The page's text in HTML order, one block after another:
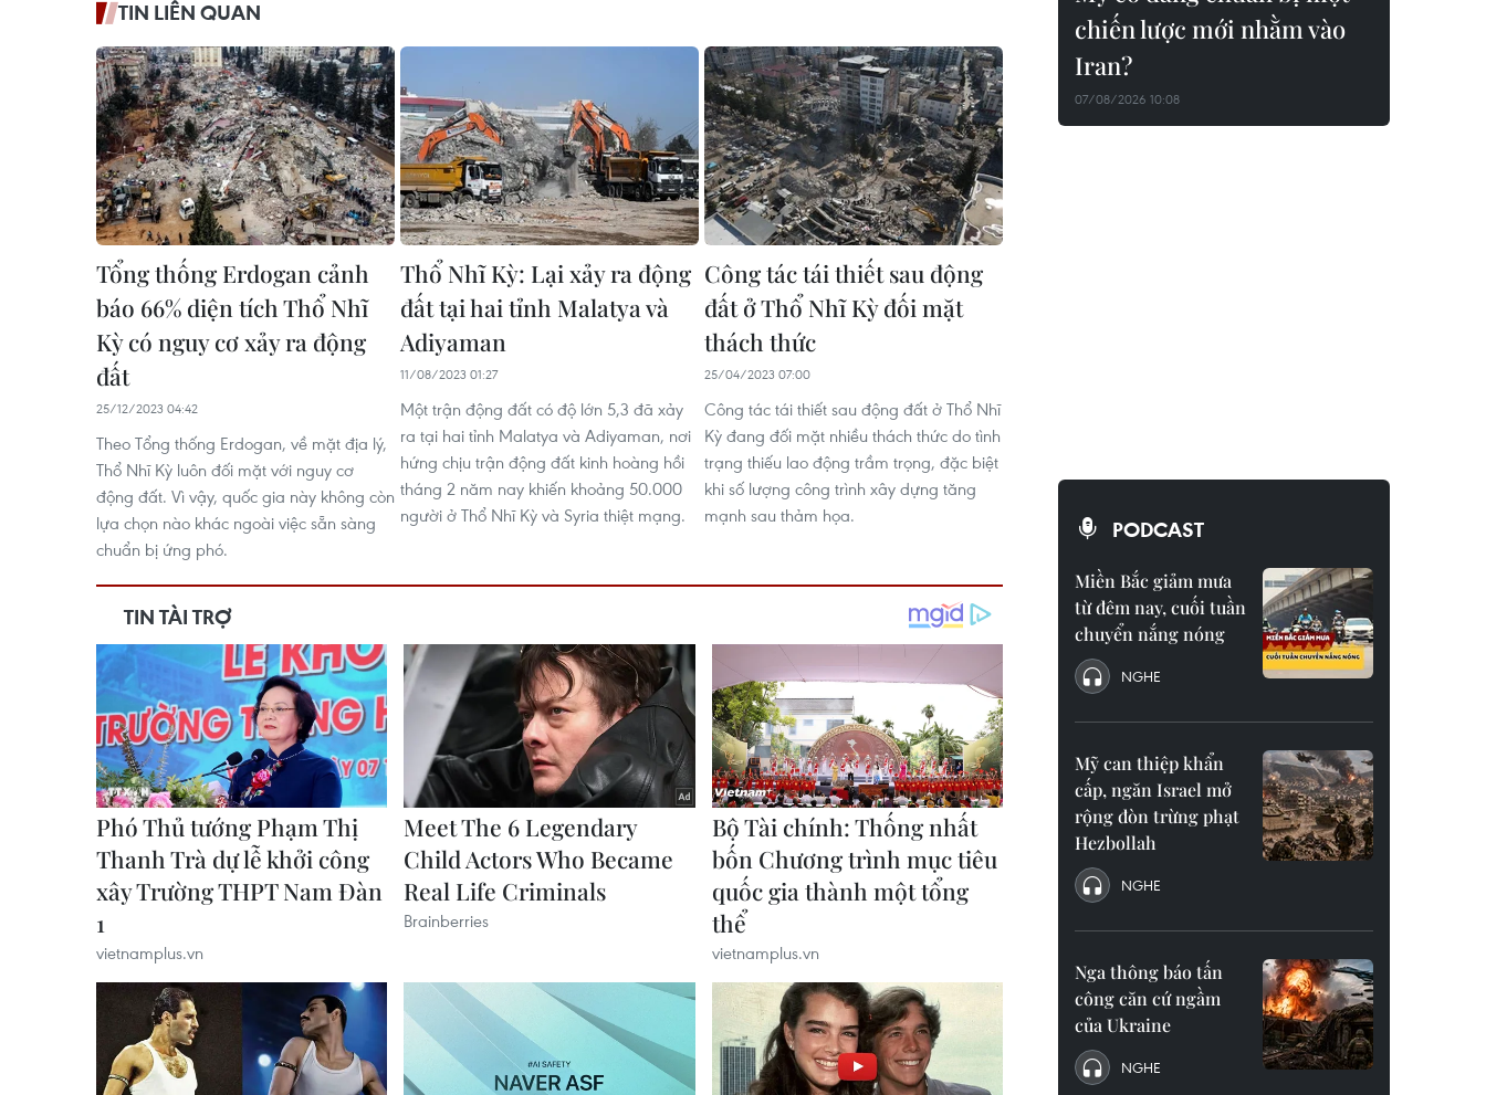
TIN LIÊN QUAN
Tổng thống Erdogan cảnh
báo 66% diện tích Thổ Nhĩ
Kỳ có nguy cơ xảy ra động
đất
25/12/2023 04:42
Theo Tổng thống Erdogan, về mặt địa lý,
Thổ Nhĩ Kỳ luôn đối mặt với nguy cơ
động đất. Vì vậy, quốc gia này không còn
lựa chọn nào khác ngoài việc sẵn sàng
chuẩn bị ứng phó.
Thổ Nhĩ Kỳ: Lại xảy ra động
đất tại hai tỉnh Malatya và
Adiyaman
11/08/2023 01:27
Một trận động đất có độ lớn 5,3 đã xảy
ra tại hai tỉnh Malatya và Adiyaman, nơi
hứng chịu trận động đất kinh hoàng hồi
tháng 2 năm nay khiến khoảng 50.000
người ở Thổ Nhĩ Kỳ và Syria thiệt mạng.
Công tác tái thiết sau động
đất ở Thổ Nhĩ Kỳ đối mặt
thách thức
25/04/2023 07:00
Công tác tái thiết sau động đất ở Thổ Nhĩ
Kỳ đang đối mặt nhiều thách thức do tình
trạng thiếu lao động trầm trọng, đặc biệt
khi số lượng công trình xây dựng tăng
mạnh sau thảm họa.
chiến lược mới nhằm vào
Iran?
07/08/2026 10:08
PODCAST
Miền Bắc giảm mưa
từ đêm nay, cuối tuần
chuyển nắng nóng
NGHE
Mỹ can thiệp khẩn
cấp, ngăn Israel mở
rộng đòn trừng phạt
Hezbollah
NGHE
Nga thông báo tấn
công căn cứ ngầm
của Ukraine
NGHE